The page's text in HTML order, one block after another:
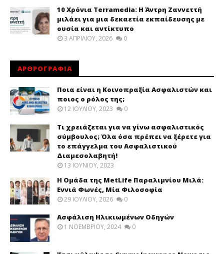
10 Χρόνια Terramedia: Η Άντρη Ζαννεττή
μιλάει για μια δεκαετία εκπαίδευσης με
ουσία και αντίκτυπο
3 ΑΠΡΙΛΊΟΥ, 2026 0
ΑΡΘΡΟΓΡΑΦΙΑ
Ποια είναι η Κοινοπραξία Ασφαλιστών και
ποιος ο ρόλος της;
12 ΙΟΥΛΊΟΥ, 2023 0
Τι χρειάζεται για να γίνω ασφαλιστικός
σύμβουλος; Όλα όσα πρέπει να ξέρετε για
το επάγγελμα του Ασφαλιστικού
Διαμεσολαβητή!
13 ΙΟΥΝΊΟΥ, 2023
Η Ομάδα της MetLife Παραλιμνίου Μιλά:
Εννιά Φωνές, Μία Φιλοσοφία
29 ΙΟΥΛΊΟΥ, 2026 0
Ασφάλιση Ηλικιωμένων Οδηγών
1 ΝΟΕΜΒΡΊΟΥ, 2024 0